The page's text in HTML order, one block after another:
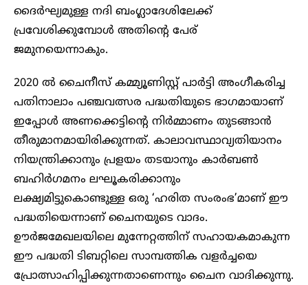
ദൈർഘ്യമുള്ള നദി ബംഗ്ലാദേശിലേക്ക്
പ്രവേശിക്കുമ്പോൾ അതിന്റെ പേര്
ജമുനയെന്നാകും.
2020 ൽ ചൈനീസ് കമ്മ്യൂണിസ്റ്റ് പാർട്ടി അംഗീകരിച്ച
പതിനാലാം പഞ്ചവത്സര പദ്ധതിയുടെ ഭാഗമായാണ്
ഇപ്പോൾ അണക്കെട്ടിന്റെ നിർമ്മാണം തുടങ്ങാൻ
തീരുമാനമായിരിക്കുന്നത്. കാലാവസ്ഥാവ്യതിയാനം
നിയന്ത്രിക്കാനും പ്രളയം തടയാനും കാർബൺ
ബഹിർഗമനം ലഘൂകരിക്കാനും
ലക്ഷ്യമിട്ടുകൊണ്ടുള്ള ഒരു ‘ഹരിത സംരംഭ’മാണ് ഈ
പദ്ധതിയെന്നാണ് ചൈനയുടെ വാദം.
ഊർജമേഖലയിലെ മുന്നേറ്റത്തിന് സഹായകമാകുന്ന
ഈ പദ്ധതി ടിബറ്റിലെ സാമ്പത്തിക വളർച്ചയെ
പ്രോത്സാഹിപ്പിക്കുന്നതാണെന്നും ചൈന വാദിക്കുന്നു.